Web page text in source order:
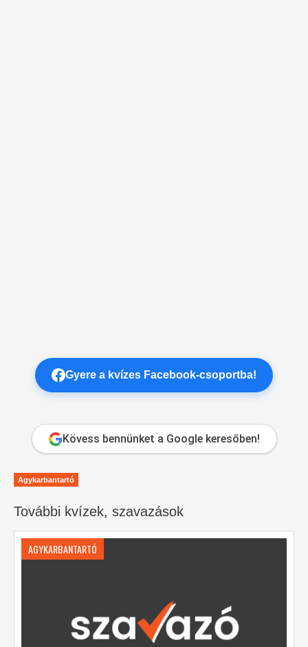
Gyere a kvízes Facebook-csoportba!
Kövess bennünket a Google keresőben!
Agykarbantartó
További kvízek, szavazások
AGYKARBANTARTÓ